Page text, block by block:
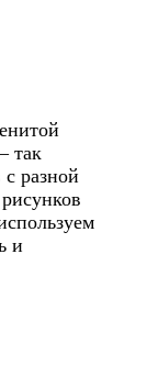
так
с разной
и